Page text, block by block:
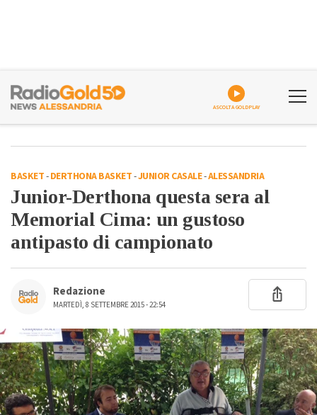
ASCOLTA GOLDPLAY
BASKET-DERTHONA BASKET-JUNIOR CASALE-ALESSANDRIA
Junior-Derthona questa sera al
Memorial Cima: un gustoso
antipasto di campionato
Redazione
MARTEDÌ, 8 SETTEMBRE 2015 - 22:54